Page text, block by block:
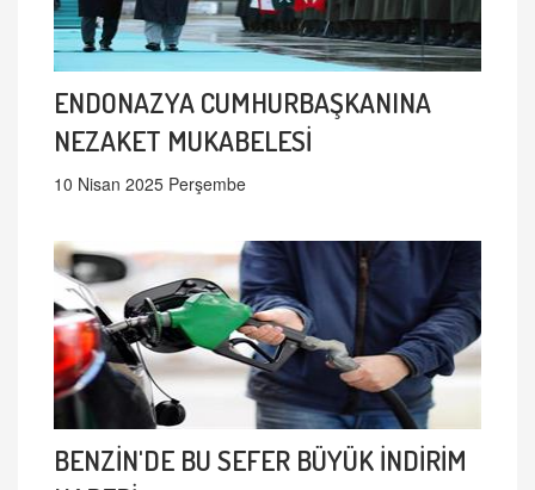
ENDONAZYA CUMHURBAŞKANINA
NEZAKET MUKABELESİ
10 Nisan 2025 Perşembe
BENZİN'DE BU SEFER BÜYÜK İNDİRİM